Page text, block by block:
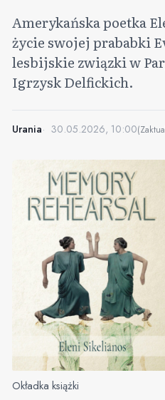
Amerykańska poetka
życie swojej prababki
lesbijskie związki w
Igrzysk Delfickich.
Urania 30.05.2026, 10:00
Okładka książki